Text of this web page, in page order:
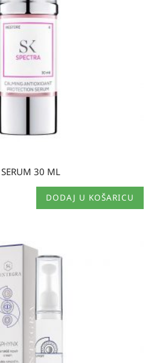
SERUM 30 ML
DODAJ U KOŠARICU